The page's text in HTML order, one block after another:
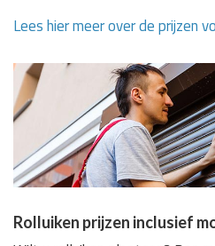
Lees hier meer over de prijzen
Rolluiken prijzen inclusief